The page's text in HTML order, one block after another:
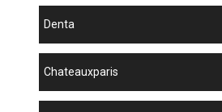
denta
chateauxparis